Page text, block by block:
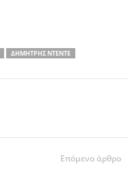
ΔΗΜΉΤΡΗΣ ΝΤΈΝΤΕ
Επόμενο άρθρο